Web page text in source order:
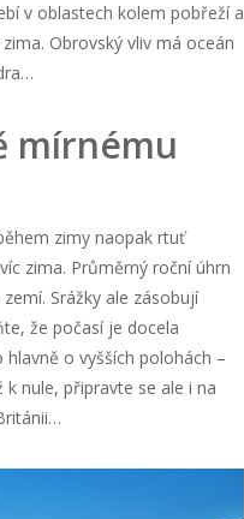
v oblastech kolem pobřeží a
Obrovský vliv má oceán
mírnému
zimy naopak rtuť
zima. Průměrný roční úhrn
Srážky ale zásobují
že počasí je docela
o vyšších polohách –
nule, připravte se ale i na